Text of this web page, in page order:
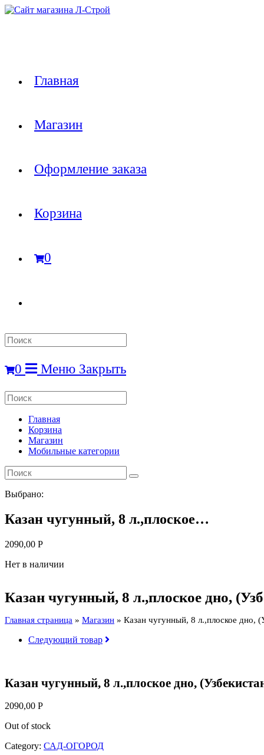
Перейти
Главная
Магазин
Оформление заказа
Корзина
0
Search
this
0 Меню Закрыть
Search
this
websiteГлавная
Корзина
Магазин
Мобильные категории
Выбрано:
Казан чугунный, 8 л.,плоское…
2090,00 Р
Нет в наличии
Казан чугунный, 8 л.,плоское дно,
Главная страница » Магазин » Казан чугунный, 8 л.,плоское дно,
Следующий товар
Казан чугунный, 8 л.,плоское дно,
2090,00 Р
Out of stock
Category: САД-ОГОРОД